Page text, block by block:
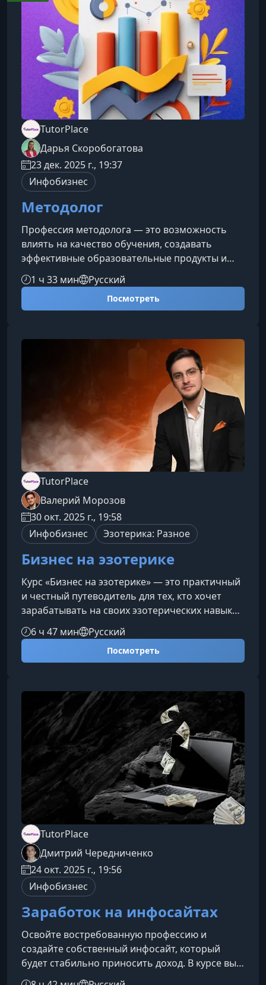
TutorPlace
Дарья Скоробогатова
23 дек. 2025 г., 19:37
Инфобизнес
Методолог
Профессия методолога — это возможность
влиять на качество обучения, создавать
эффективные образовательные продукты и
превращать знания в понятные и работающие
инструменты. В рамках курса вы получите
системную методологическую базу, научитесь
проектировать обучение под цели заказчика и
прогнозируемый результат.Что вы освоите на
курсеПрограмма охватывает полный цикл
работы методолога: от анализа целевой
1 ч 33 мин Русский
Посмотреть
TutorPlace
Валерий Морозов
30 окт. 2025 г., 19:58
Инфобизнес
Эзотерика: Разное
Бизнес на эзотерике
Курс «Бизнес на эзотерике» — это практичный
и честный путеводитель для тех, кто хочет
зарабатывать на своих эзотерических навыках
экологично, профессионально и без нажима.
Вы узнаете, как выстроить понятный личный
бренд, привлекать клиентов и создавать
только выходящим на рынок эзотерических
услуг, так и практикующим специалистам,
которые хотят систематизиро
6 ч 47 мин Русский
Посмотреть
TutorPlace
Дмитрий Чередниченко
24 окт. 2025 г., 19:56
Инфобизнес
Заработок на инфосайтах
Освойте востребованную профессию и
создайте собственный инфосайт, который
будет стабильно приносить доход. В курсе вы
шаг за шагом разберёте создание проекта, его